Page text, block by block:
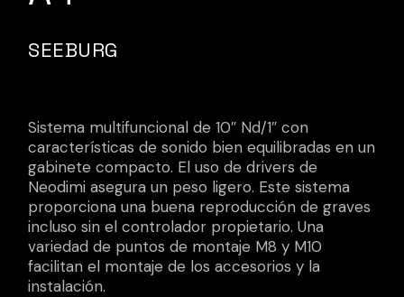
SEEBURG
Sistema multifuncional de 10″ Nd/1″ con
características de sonido bien equilibradas en un
gabinete compacto. El uso de drivers de
Neodimi asegura un peso ligero. Este sistema
proporciona una buena reproducción de graves
incluso sin el controlador propietario. Una
variedad de puntos de montaje M8 ​​y M10
facilitan el montaje de los accesorios y la
instalación.